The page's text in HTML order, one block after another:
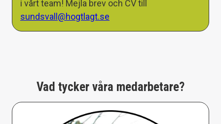
i vårt team! Mejla brev och CV till
sundsvall@hogtlagt.se
Vad tycker våra medarbetare?